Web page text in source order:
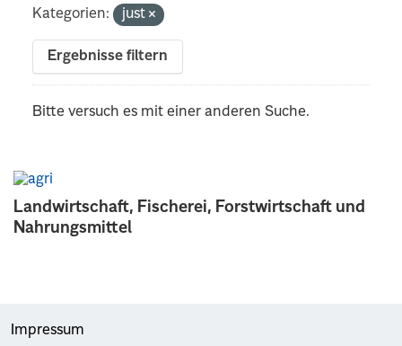
Landwirtschaft, Fischerei, Forstwirtschaft und
Nahrungsmittel
Kategorien:
just
Ergebnisse filtern
Bitte versuch es mit einer anderen Suche.
Impressum